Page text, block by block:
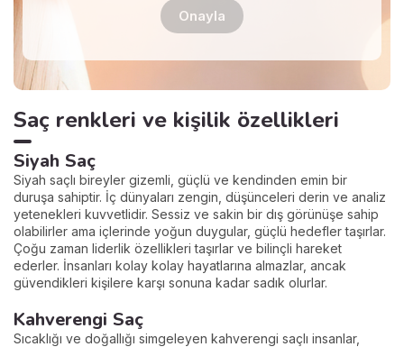
Onayla
Saç renkleri ve kişilik özellikleri
Siyah Saç
Siyah saçlı bireyler gizemli, güçlü ve kendinden emin bir
duruşa sahiptir. İç dünyaları zengin, düşünceleri derin ve analiz
yetenekleri kuvvetlidir. Sessiz ve sakin bir dış görünüşe sahip
olabilirler ama içlerinde yoğun duygular, güçlü hedefler taşırlar.
Çoğu zaman liderlik özellikleri taşırlar ve bilinçli hareket
ederler. İnsanları kolay kolay hayatlarına almazlar, ancak
güvendikleri kişilere karşı sonuna kadar sadık olurlar.
Kahverengi Saç
Sıcaklığı ve doğallığı simgeleyen kahverengi saçlı insanlar,